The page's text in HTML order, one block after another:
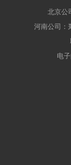
北京公
河南公司：
电